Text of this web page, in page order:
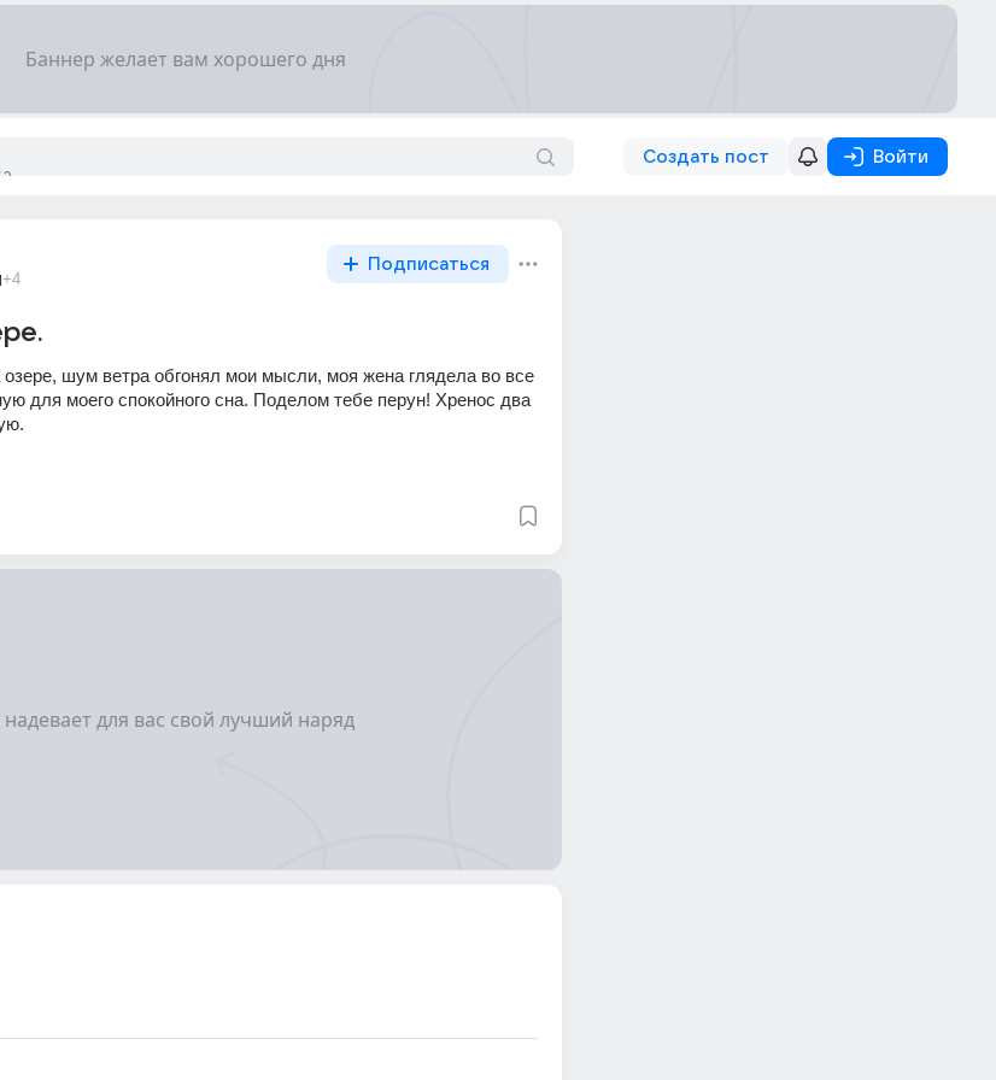
Создать пост Войти
+4
Подписаться
шум ветра обгонял мои мысли, моя жена глядела во все
для моего спокойного сна. Поделом тебе перун! Хренос два